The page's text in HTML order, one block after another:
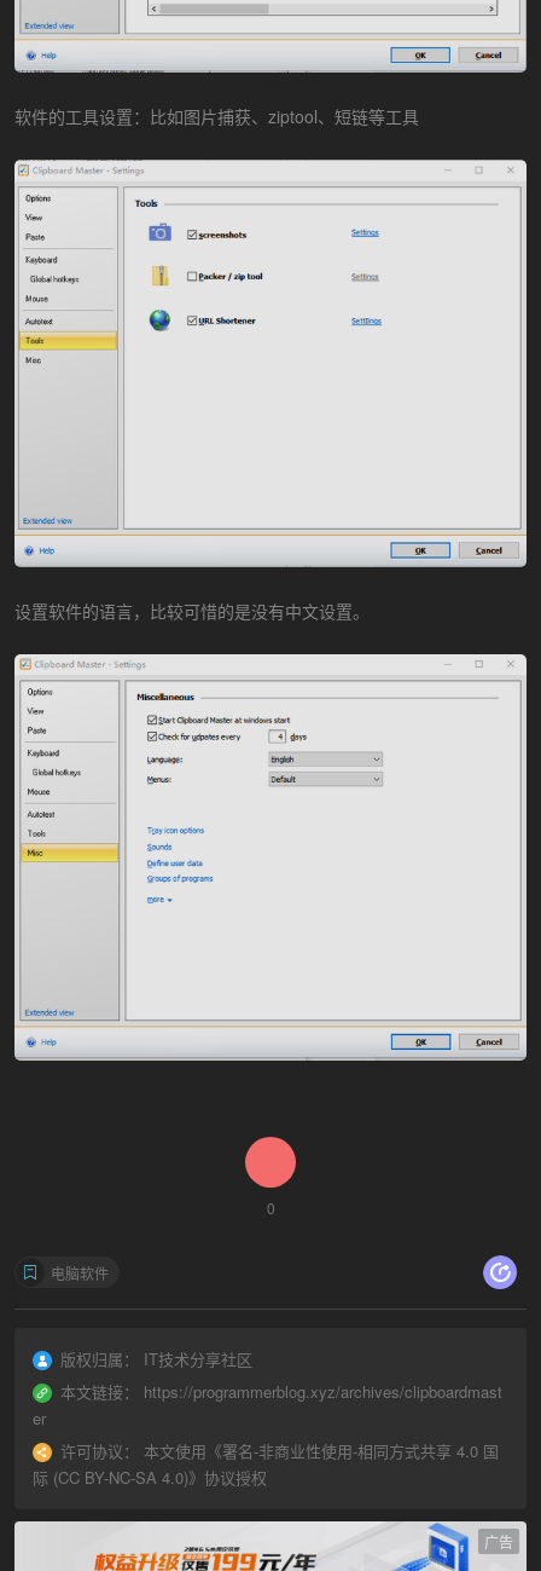
软件的工具设置：比如图片捕获、ziptool、短链等工具
设置软件的语言，比较可惜的是没有中文设置。
0
电脑软件
版权归属：
IT技术分享社区
本文链接：
https://programmerblog.xyz/archives/clipboardmast
er
许可协议：
本文使用《署名-非商业性使用-相同方式共享 4.0 国
际 (CC BY-NC-SA 4.0)》协议授权
广告